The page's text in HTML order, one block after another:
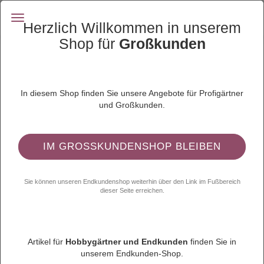
Santa Tomate Batistuta F1 - ungebeizt
Herzlich Willkommen in unserem
Shop für Großkunden
In diesem Shop finden Sie unsere Angebote für Profigärtner
und Großkunden.
IM GROSSKUNDENSHOP BLEIBEN
Sie können unseren Endkundenshop weiterhin über den Link im Fußbereich
dieser Seite erreichen.
Artikel für Hobbygärtner und Endkunden finden Sie in
unserem Endkunden-Shop.